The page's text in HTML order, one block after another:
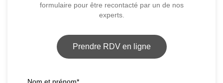
formulaire pour être recontacté par un de nos
experts.
Prendre RDV en ligne